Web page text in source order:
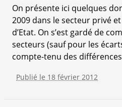
On présente ici quelques
2009 dans le secteur privé
d’Etat. On s’est gardé de
secteurs (sauf pour les
compte-tenu des différences
Publié le 18 février 2012